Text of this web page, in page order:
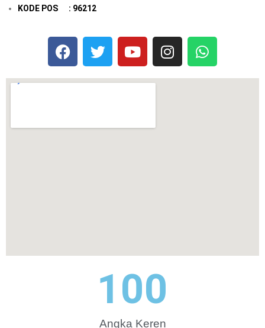
KODE POS : 96212
Angka Keren
100